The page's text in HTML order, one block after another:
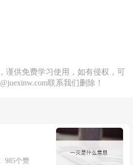
谨供免费学习使用，如有侵权，可
联系我们删除！
985个赞